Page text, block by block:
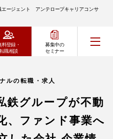
ージェント アンテロープキャリアコンサ
料登録・
転職相談
募集中の
セミナー
ルの転職・求人
鉄グループが不動
、ファンド事業へ